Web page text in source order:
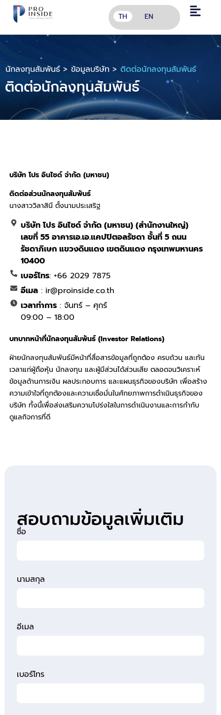
TH EN
นักลงทุนสัมพันธ์ > ข้อมูลบริษัท > ติดต่อนักลงทุนสัมพันธ์
ติดต่อนักลงทุนสัมพันธ์
บริษัท โปร อินไซด์ จำกัด (มหาชน)
ติดต่อส่วนนักลงทุนสัมพันธ์
นางสาววิลาสินี ตั้งนามประเสริฐ
บริษัท โปร อินไซด์ จำกัด (มหาชน) (สำนักงานใหญ่)
เลขที่ 55 อาคารเอ.เอ.แคปปิตอลรัชดา ชั้นที่ 5 ถนน
รัชดาภิเษก แขวงดินแดง เขตดินแดง กรุงเทพมหานคร
10400
เบอร์โทร: +66 2029 7875
อีเมล: ir@proinside.co.th
เวลาทำการ: จันทร์ – ศุกร์
09:00 – 18:00
บทบาทหน้าที่นักลงทุนสัมพันธ์ (Investor Relations)
ฝ่ายนักลงทุนสัมพันธ์มีหน้าที่สื่อสารข้อมูลที่ถูกต้อง ครบถ้วน และทัน
เวลาแก่ผู้ถือหุ้น นักลงทุน และผู้มีส่วนได้ส่วนเสีย ตลอดจนวิเคราะห์
ข้อมูลด้านการเงิน ผลประกอบการ และแผนธุรกิจของบริษัท เพื่อสร้าง
ความเข้าใจที่ถูกต้องและความเชื่อมั่นในศักยภาพการดำเนินธุรกิจของ
บริษัท ทั้งนี้เพื่อส่งเสริมความโปร่งใสในการดำเนินงานและการกำกับ
ดูแลกิจการที่ดี
สอบถามข้อมูลเพิ่มเติม
ชื่อ
นามสกุล
อีเมล
เบอร์โทร